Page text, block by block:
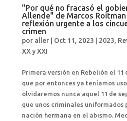
"Por qué no fracasó el
Allende" de Marcos Roitman
reflexión urgente a los
crimen
por aller| Oct 11, 2023 2023,
XX y XXI
Primera versión en Rebelión el 11
que por entonces ya teníamos
olvidaremos nunca aquel 11 de
que unos criminales uniformados
nación hermana en el abismo.